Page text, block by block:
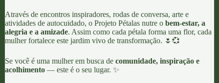
Através de encontros inspiradores, rodas de conversa, arte e
atividades de autocuidado, o Projeto Pétalas nutre o bem-estar, a
alegria e a amizade. Assim como cada pétala forma uma flor, cada
mulher fortalece este jardim vivo de transformação. 🌷💞
Se você é uma mulher em busca de comunidade, inspiração e
acolhimento — este é o seu lugar. ✨